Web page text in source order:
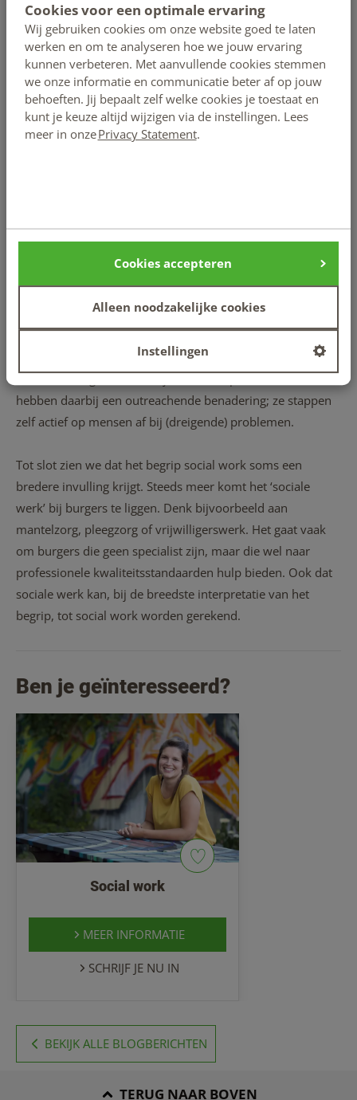
Cookies voor een optimale ervaring
Wij gebruiken cookies om onze website goed te laten
werken en om te analyseren hoe we jouw ervaring
kunnen verbeteren. Met aanvullende cookies stemmen
we onze informatie en communicatie beter af op jouw
behoeften. Jij bepaalt zelf welke cookies je toestaat en
kunt je keuze altijd wijzigen via de instellingen. Lees
meer in onzePrivacy Statement.
Cookies accepteren
Alleen noodzakelijke cookies
Instellingen
mensen aanvoelen en empathisch reageren zijn daarbij
onmisbaar.
De handen
Social workers werken met hun handen omdat mensen
vaak behoefte hebben aan praktische ondersteuning, zoals
mensen weer in hun kracht komen, zo veel mogelijk op
leven krijgen. Zo kunnen ze weer actief deelnemen aan de
Social workers werken zowel preventief, door te
voorkomen dat problemen ontstaan, als curatief, door
hebben daarbij een outreachende benadering; ze stappen
zelf actief op mensen af bij (dreigende) problemen.
Tot slot zien we dat het begrip social work soms een
bredere invulling krijgt. Steeds meer komt het ‘sociale
werk’ bij burgers te liggen. Denk bijvoorbeeld aan
mantelzorg, pleegzorg of vrijwilligerswerk. Het gaat vaak
om burgers die geen specialist zijn, maar die wel naar
professionele kwaliteitsstandaarden hulp bieden. Ook dat
sociale werk kan, bij de breedste interpretatie van het
begrip, tot social work worden gerekend.
Ben je geïnteresseerd?
Social work
MEER INFORMATIE
SCHRIJF JE NU IN
BEKIJK ALLE BLOGBERICHTEN
TERUG NAAR BOVEN